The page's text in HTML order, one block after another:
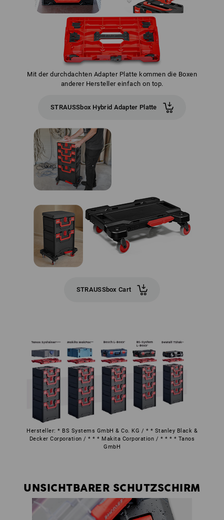
Mit der durchdachten Adapter Platte kommen die Boxen
anderer Hersteller einfach on top.
STRAUSSbox Hybrid Adapter Platte
STRAUSSbox Cart
Hersteller: * BS Systems GmbH & Co. KG / * * Stanley Black &
Decker Corporation / * * * Makita Corporation / * * * * Tanos
GmbH
UNSICHTBARER SCHUTZSCHIRM